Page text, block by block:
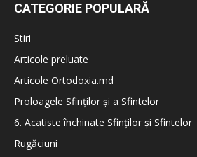
CATEGORIE POPULARĂ
Stiri
Articole preluate
Articole Ortodoxia.md
Proloagele Sfinților și a Sfintelor
6. Acatiste închinate Sfinților și Sfintelor
Rugăciuni